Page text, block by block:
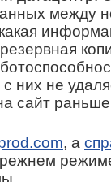
между
них не
сайт
, а